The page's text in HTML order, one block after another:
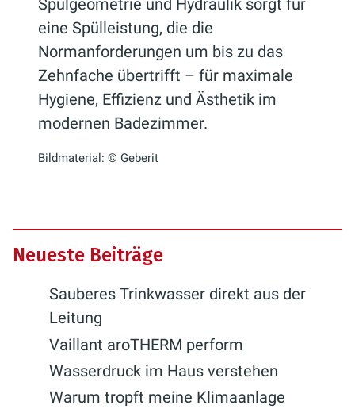
Spülgeometrie und Hydraulik sorgt für
eine Spülleistung, die die
Normanforderungen um bis zu das
Zehnfache übertrifft – für maximale
Hygiene, Effizienz und Ästhetik im
modernen Badezimmer.
Bildmaterial: © Geberit
Neueste Beiträge
Sauberes Trinkwasser direkt aus der
Leitung
Vaillant aroTHERM perform
Wasserdruck im Haus verstehen
Warum tropft meine Klimaanlage